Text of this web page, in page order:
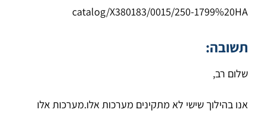
catalog/X380183/0015/250-1799%20HA
תשובה:
שלום רב,
אנו בהילוך שישי לא מתקינים מערכות אלו.מערכות אלו